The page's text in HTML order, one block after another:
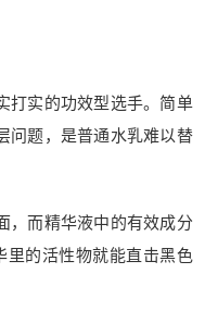
打实的功效型选手。简单
问题，是普通水乳难以替
，而精华液中的有效成分
里的活性物就能直击黑色